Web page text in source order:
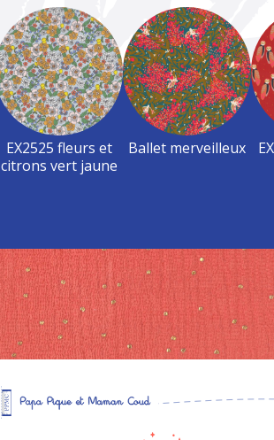
EX2525 fleurs et
citrons vert jaune
Ballet merveilleux